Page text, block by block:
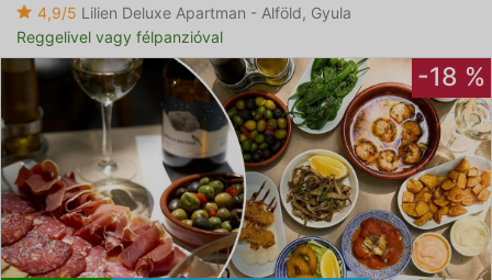
4,9/5 Lilien Deluxe Apartman - Alföld, Gyula
Reggelivel vagy félpanzióval
-18 %